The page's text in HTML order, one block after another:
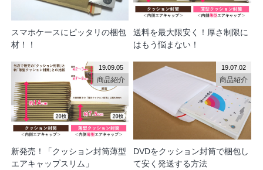
スマホケースにピッタリの梱包
材！！
送料を最大限安く！厚さ制限に
はもう悩まない！
新発売！「クッション封筒薄型
エアキャップスリム」
商品紹介
19.09.05
DVDをクッション封筒で梱包し
て安く発送する方法
商品紹介
19.07.02